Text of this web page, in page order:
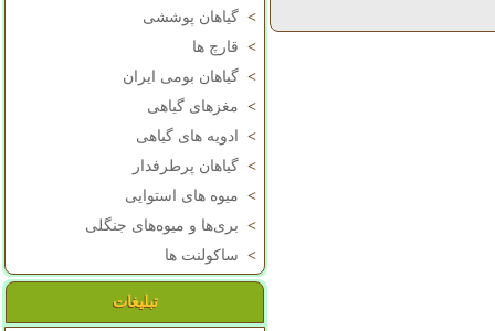
> گیاهان پوششی
> قارچ ها
> گیاهان بومی ایران
> مغزهای گیاهی
>
ادویه های گیاهی
> گیاهان پرطرفدار
> میوه های استوایی
> بری‌ها و میوه‌های جنگلی
> ساکولنت ها
تبلیغات